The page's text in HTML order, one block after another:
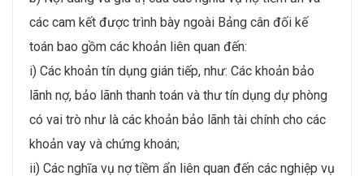
các cam kết được trình bày ngoài Bảng cân đối kế
toán bao gồm các khoản liên quan đến:
i) Các khoản tín dụng gián tiếp, như: Các khoản bảo
lãnh nợ, bảo lãnh thanh toán và thư tín dụng dự phòng
có vai trò như là các khoản bảo lãnh tài chính cho các
khoản vay và chứng khoán;
ii) Các nghĩa vụ nợ tiềm ẩn liên quan đến các nghiệp vụ